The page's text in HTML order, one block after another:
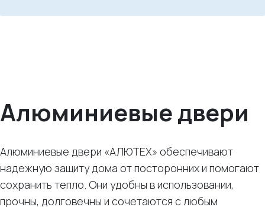
Алюминиевые двери
Алюминиевые двери «АЛЮТЕХ» обеспечивают
надежную защиту дома от посторонних и помогают
сохранить тепло. Они удобны в использовании,
прочны, долговечны и сочетаются с любым